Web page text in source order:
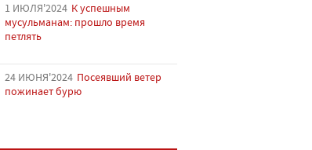
1 ИЮЛЯ'2024 К успешным
мусульманам: прошло время
петлять
24 ИЮНЯ'2024 Посеявший ветер
пожинает бурю